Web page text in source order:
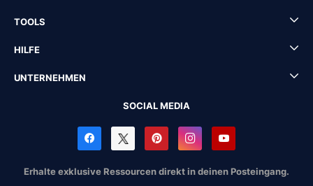
TOOLS
HILFE
UNTERNEHMEN
SOCIAL MEDIA
Erhalte exklusive Ressourcen direkt in deinen Posteingang.